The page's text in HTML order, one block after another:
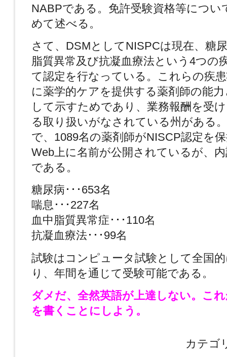
NABPである。免許受験資格等につい
めて述べる。
さて、DSMとしてNISPCは現在、糖
脂質異常及び抗凝血療法という4つの
て認定を行なっている。これらの疾
に薬学的ケアを提供する薬剤師の能
して示すためであり、業務報酬を受
る取り扱いがなされている州がある
で、1089名の薬剤師がNISCP認定を
Web上に名前が公開されているが、
である。
糖尿病･･･653名
喘息･･･227名
血中脂質異常症･･･110名
抗凝血療法･･･99名
試験はコンピュータ試験として全国
り、年間を通じて受験可能である。
ダメだ、全然英語が上達しない。こ
を書くことにしよう。
カテゴ